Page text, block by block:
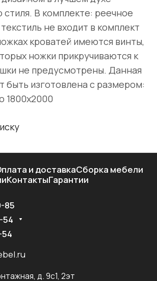
стиля. В комплекте: реечное
не входит в комплект
кроватей имеются винты,
ножки прикручиваются к
не предусмотрены. Данная
быть изготовлена с размером:
1800х2000
и доставкаСборка мебели
КонтактыГарантии
85
54
54
д. 9с1, 2эт